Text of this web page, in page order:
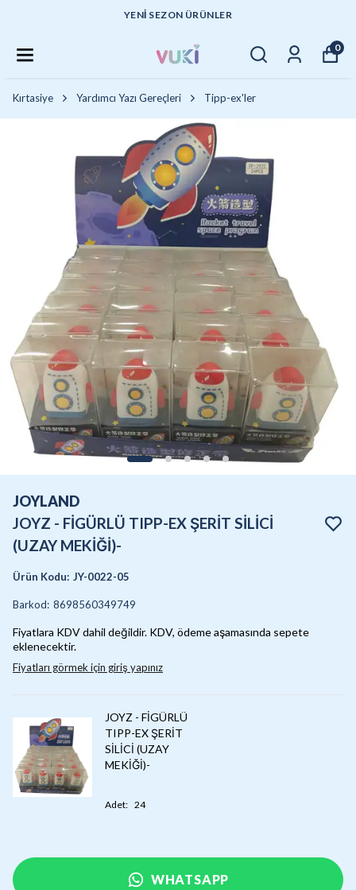
YENI SEZON ÜRÜNLER
0
Kırtasiye Yardımcı Yazı Gereçleri Tipp-ex'ler
JOYLAND
JOYZ - FİGÜRLÜ TIPP-EX ŞERİT SİLİCİ
(UZAY MEKİĞİ)-
Ürün Kodu: JY-0022-05
Barkod: 8698560349749
Fiyatlara KDV dahil değildir. KDV, ödeme aşamasında sepete
eklenecektir.
Fiyatları görmek için giriş yapınız
JOYZ - FİGÜRLÜ
TIPP-EX ŞERİT
SİLİCİ (UZAY
MEKİĞİ)-
Adet: 24
WHATSAPP